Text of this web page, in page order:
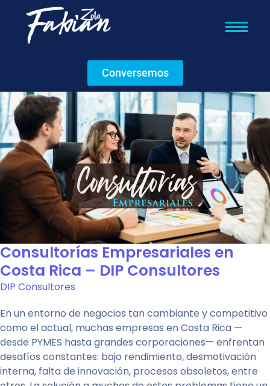
Conversemos
Consultorías Empresariales en
Costa Rica – DIP Consultores
DIP Consultores
En un entorno de negocios tan cambiante y competitivo
como el actual, muchas empresas en Costa Rica —
desde PYMES hasta grandes corporaciones— enfrentan
desafíos constantes: bajo rendimiento, desmotivación
interna, falta de innovación, procesos obsoletos, entre